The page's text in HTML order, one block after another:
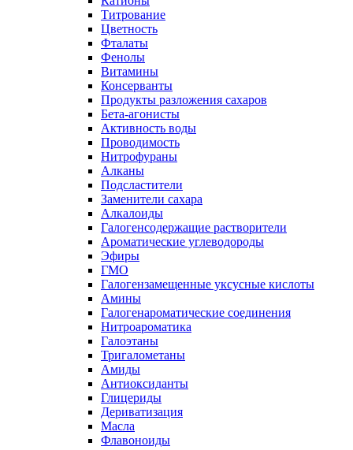
Титрование
Цветность
Фталаты
Фенолы
Витамины
Консерванты
Продукты разложения сахаров
Бета-агонисты
Активность воды
Проводимость
Нитрофураны
Алканы
Подсластители
Заменители сахара
Алкалоиды
Галогенсодержащие растворители
Ароматические углеводороды
Эфиры
ГМО
Галогензамещенные уксусные кислоты
Амины
Галогенароматические соединения
Нитроароматика
Галоэтаны
Тригалометаны
Амиды
Антиоксиданты
Глицериды
Дериватизация
Масла
Флавоноиды